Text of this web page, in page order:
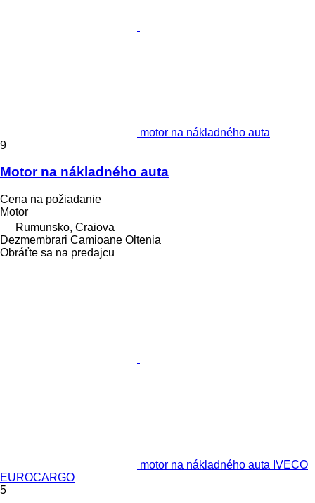
motor na nákladného auta
9
Motor na nákladného auta
Cena na požiadanie
Motor
Rumunsko, Craiova
Dezmembrari Camioane Oltenia
Obráťte sa na predajcu
motor na nákladného auta IVECO
EUROCARGO
5